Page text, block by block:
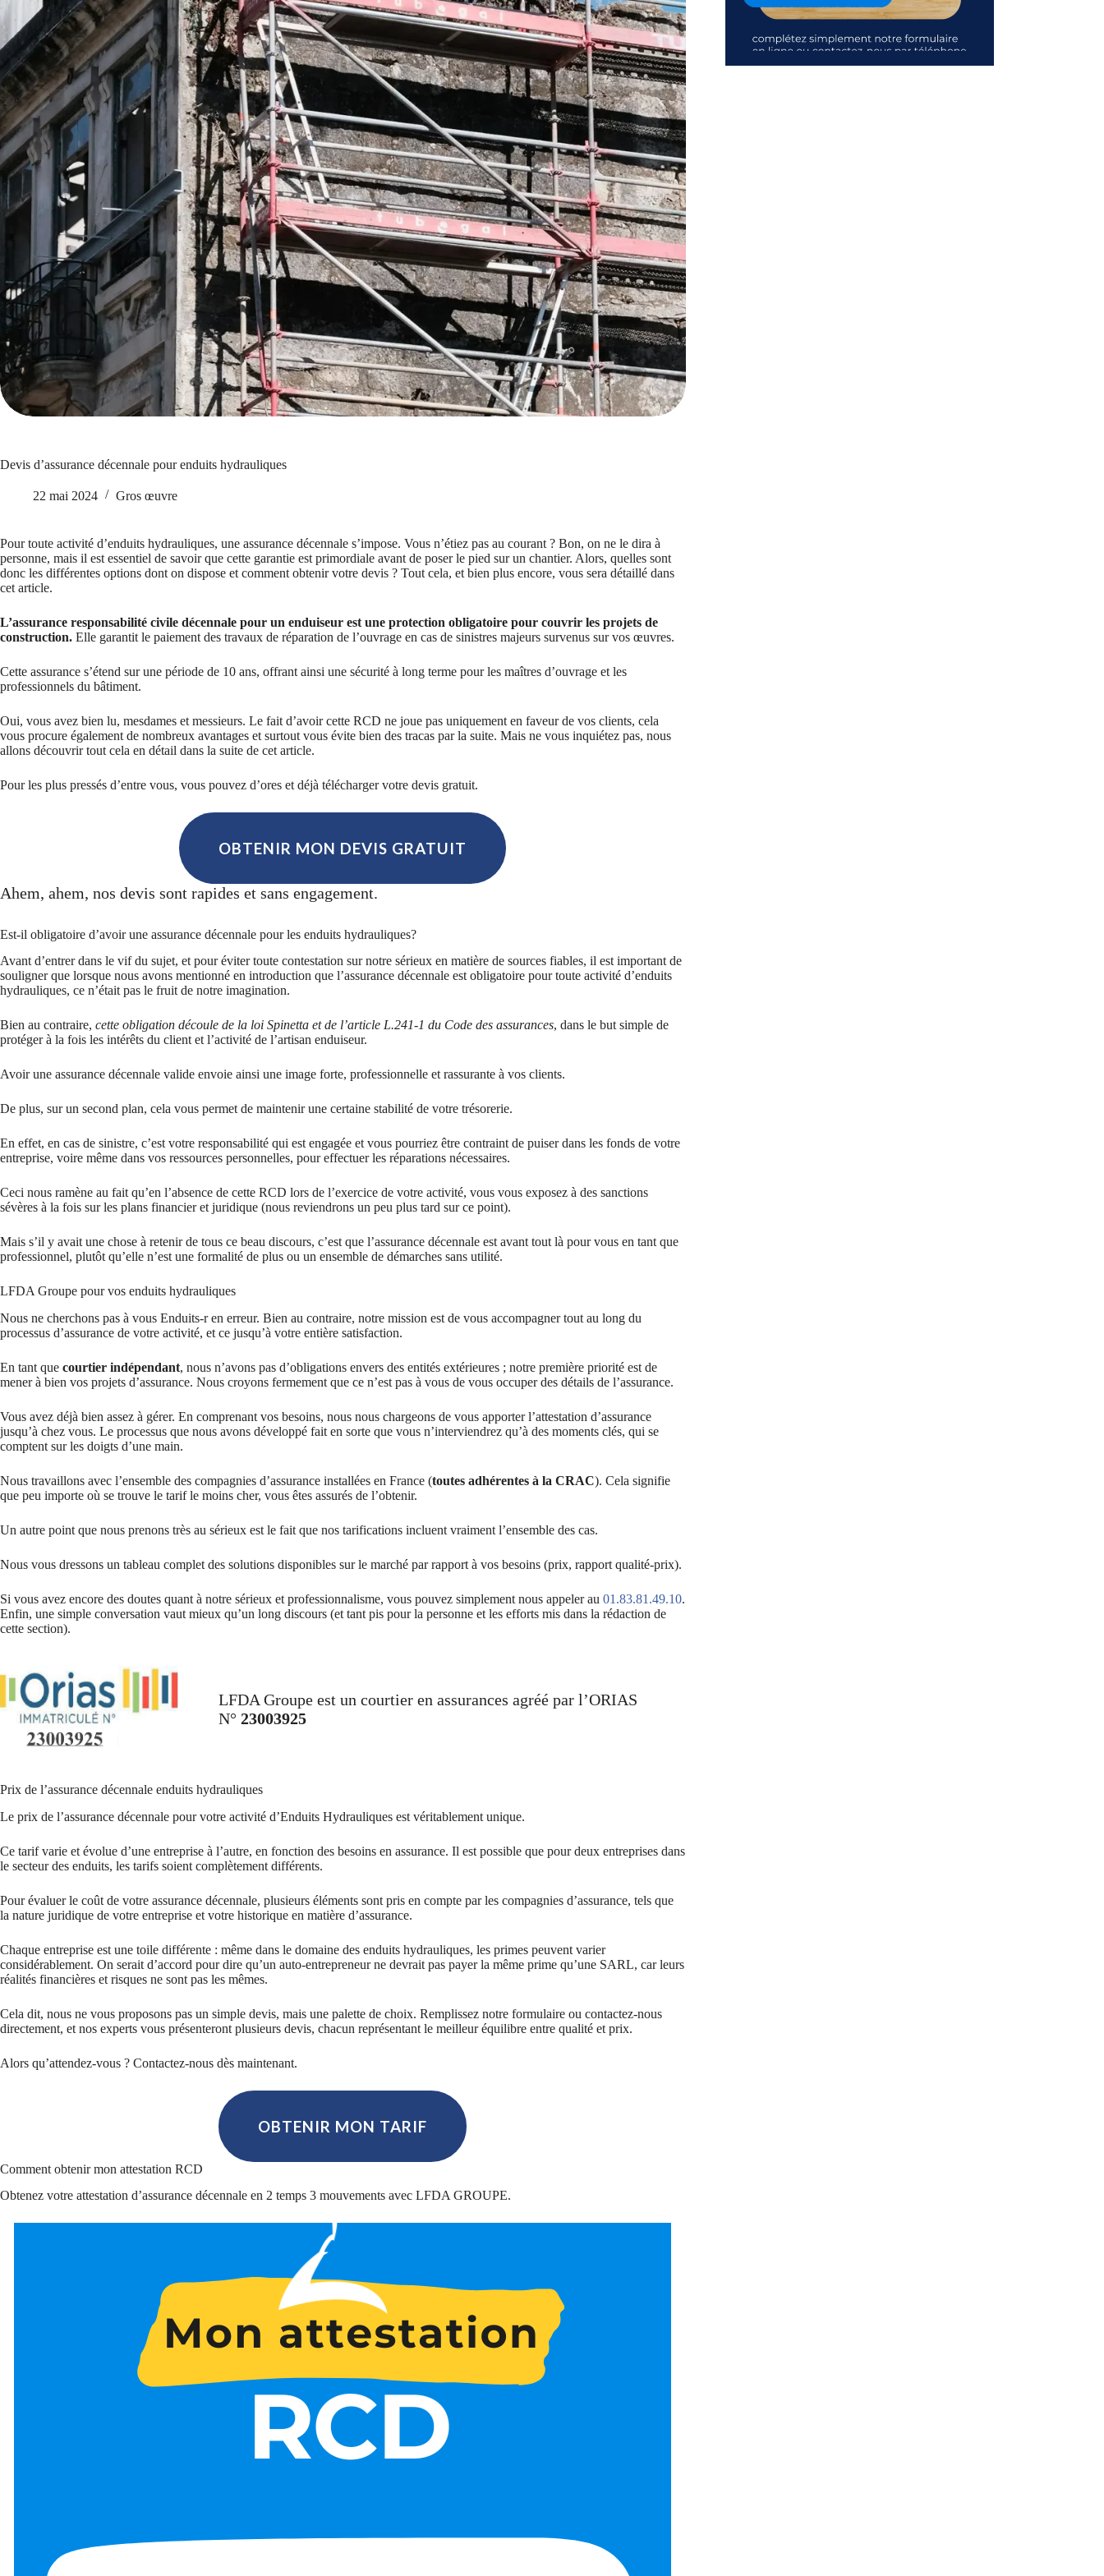
Devis d’assurance décennale pour enduits hydrauliques
22 mai 2024 Gros œuvre
Pour toute activité d’enduits hydrauliques, une assurance décennale s’impose. Vous n’étiez pas au courant ? Bon, on ne le dira à
personne, mais il est essentiel de savoir que cette garantie est primordiale avant de poser le pied sur un chantier. Alors, quelles sont
donc les différentes options dont on dispose et comment obtenir votre devis ? Tout cela, et bien plus encore, vous sera détaillé dans
cet article.
L’assurance responsabilité civile décennale pour un enduiseur est une protection obligatoire pour couvrir les projets de
construction. Elle garantit le paiement des travaux de réparation de l’ouvrage en cas de sinistres majeurs survenus sur vos œuvres.
Cette assurance s’étend sur une période de 10 ans, offrant ainsi une sécurité à long terme pour les maîtres d’ouvrage et les
professionnels du bâtiment.
Oui, vous avez bien lu, mesdames et messieurs. Le fait d’avoir cette RCD ne joue pas uniquement en faveur de vos clients, cela
vous procure également de nombreux avantages et surtout vous évite bien des tracas par la suite. Mais ne vous inquiétez pas, nous
allons découvrir tout cela en détail dans la suite de cet article.
Pour les plus pressés d’entre vous, vous pouvez d’ores et déjà télécharger votre devis gratuit.
OBTENIR MON DEVIS GRATUIT
Ahem, ahem, nos devis sont rapides et sans engagement.
Est-il obligatoire d’avoir une assurance décennale pour les enduits hydrauliques?
Avant d’entrer dans le vif du sujet, et pour éviter toute contestation sur notre sérieux en matière de sources fiables, il est important de
souligner que lorsque nous avons mentionné en introduction que l’assurance décennale est obligatoire pour toute activité d’enduits
hydrauliques, ce n’était pas le fruit de notre imagination.
Bien au contraire, cette obligation découle de la loi Spinetta et de l’article L.241-1 du Code des assurances, dans le but simple de
protéger à la fois les intérêts du client et l’activité de l’artisan enduiseur.
Avoir une assurance décennale valide envoie ainsi une image forte, professionnelle et rassurante à vos clients.
De plus, sur un second plan, cela vous permet de maintenir une certaine stabilité de votre trésorerie.
En effet, en cas de sinistre, c’est votre responsabilité qui est engagée et vous pourriez être contraint de puiser dans les fonds de votre
entreprise, voire même dans vos ressources personnelles, pour effectuer les réparations nécessaires.
Ceci nous ramène au fait qu’en l’absence de cette RCD lors de l’exercice de votre activité, vous vous exposez à des sanctions
sévères à la fois sur les plans financier et juridique (nous reviendrons un peu plus tard sur ce point).
Mais s’il y avait une chose à retenir de tous ce beau discours, c’est que l’assurance décennale est avant tout là pour vous en tant que
professionnel, plutôt qu’elle n’est une formalité de plus ou un ensemble de démarches sans utilité.
LFDA Groupe pour vos enduits hydrauliques
Nous ne cherchons pas à vous Enduits-r en erreur. Bien au contraire, notre mission est de vous accompagner tout au long du
processus d’assurance de votre activité, et ce jusqu’à votre entière satisfaction.
En tant que courtier indépendant, nous n’avons pas d’obligations envers des entités extérieures ; notre première priorité est de
mener à bien vos projets d’assurance. Nous croyons fermement que ce n’est pas à vous de vous occuper des détails de l’assurance.
Vous avez déjà bien assez à gérer. En comprenant vos besoins, nous nous chargeons de vous apporter l’attestation d’assurance
jusqu’à chez vous. Le processus que nous avons développé fait en sorte que vous n’interviendrez qu’à des moments clés, qui se
comptent sur les doigts d’une main.
Nous travaillons avec l’ensemble des compagnies d’assurance installées en France (toutes adhérentes à la CRAC). Cela signifie
que peu importe où se trouve le tarif le moins cher, vous êtes assurés de l’obtenir.
Un autre point que nous prenons très au sérieux est le fait que nos tarifications incluent vraiment l’ensemble des cas.
Nous vous dressons un tableau complet des solutions disponibles sur le marché par rapport à vos besoins (prix, rapport qualité-prix).
Si vous avez encore des doutes quant à notre sérieux et professionnalisme, vous pouvez simplement nous appeler au 01.83.81.49.10.
Enfin, une simple conversation vaut mieux qu’un long discours (et tant pis pour la personne et les efforts mis dans la rédaction de
cette section).
LFDA Groupe est un courtier en assurances agréé par l’ORIAS
N°23003925
Prix de l’assurance décennale enduits hydrauliques
Le prix de l’assurance décennale pour votre activité d’Enduits Hydrauliques est véritablement unique.
Ce tarif varie et évolue d’une entreprise à l’autre, en fonction des besoins en assurance. Il est possible que pour deux entreprises dans
le secteur des enduits, les tarifs soient complètement différents.
Pour évaluer le coût de votre assurance décennale, plusieurs éléments sont pris en compte par les compagnies d’assurance, tels que
la nature juridique de votre entreprise et votre historique en matière d’assurance.
Chaque entreprise est une toile différente : même dans le domaine des enduits hydrauliques, les primes peuvent varier
considérablement. On serait d’accord pour dire qu’un auto-entrepreneur ne devrait pas payer la même prime qu’une SARL, car leurs
réalités financières et risques ne sont pas les mêmes.
Cela dit, nous ne vous proposons pas un simple devis, mais une palette de choix. Remplissez notre formulaire ou contactez-nous
directement, et nos experts vous présenteront plusieurs devis, chacun représentant le meilleur équilibre entre qualité et prix.
Alors qu’attendez-vous ? Contactez-nous dès maintenant.
OBTENIR MON TARIF
Comment obtenir mon attestation RCD
Obtenez votre attestation d’assurance décennale en 2 temps 3 mouvements avec LFDA GROUPE.